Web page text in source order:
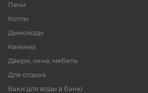
Печи
Котлы
Дымоходы
Камины
Двери, окна, мебель
Для отдыха
Баки для воды в баню